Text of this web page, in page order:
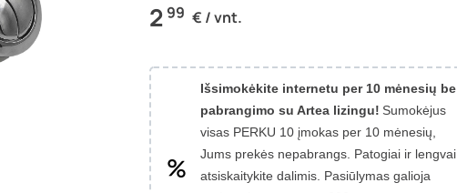
2 99 € / vnt.
Išsimokėkite internetu per 10 mėnesių be
pabrangimo su Artea lizingu! Sumokėjus
visas PERKU 10 įmokas per 10 mėnesių,
Jums prekės nepabrangs. Patogiai ir lengvai
atsiskaitykite dalimis. Pasiūlymas galioja